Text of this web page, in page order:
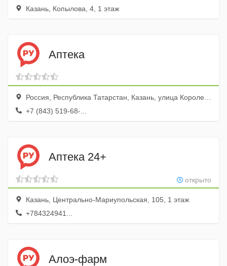
Казань, Копылова, 4, 1 этаж
Аптека
Россия, Республика Татарстан, Казань, улица Короленко, 93А
+7 (843) 519-68-...
Аптека 24+
открыто
Казань, Центрально-Мариупольская, 105, 1 этаж
+784324941...
Алоэ-фарм